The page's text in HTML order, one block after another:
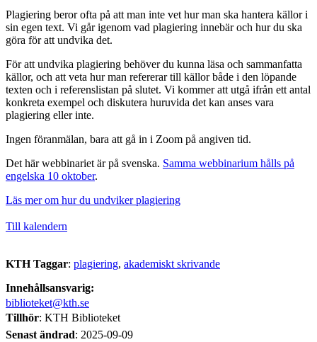
Plagiering beror ofta på att man inte vet hur man ska hantera källor i
sin egen text. Vi går igenom vad plagiering innebär och hur du ska
göra för att undvika det.
För att undvika plagiering behöver du kunna läsa och sammanfatta
källor, och att veta hur man refererar till källor både i den löpande
texten och i referenslistan på slutet. Vi kommer att utgå ifrån ett antal
konkreta exempel och diskutera huruvida det kan anses vara
plagiering eller inte.
Ingen föranmälan, bara att gå in i Zoom på angiven tid.
Det här webbinariet är på svenska. Samma webbinarium hålls på
engelska 10 oktober.
Läs mer om hur du undviker plagiering
Till kalendern
KTH Taggar: plagiering akademiskt skrivande
Innehållsansvarig:
biblioteket@kth.se
Tillhör: KTH Biblioteket
Senast ändrad: 2025-09-09